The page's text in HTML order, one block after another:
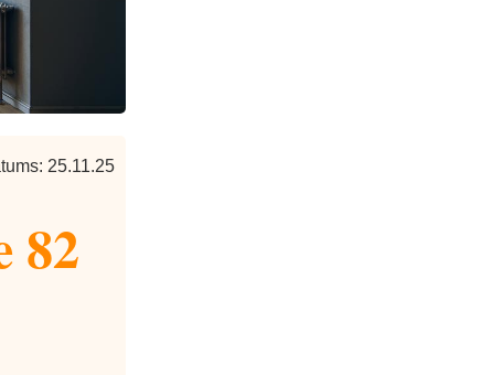
25.11.25
82